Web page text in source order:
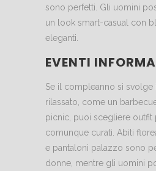
sono perfetti. Gli uomini
un look smart-casual con
eleganti.
EVENTI
Se il compleanno si svolge
rilassato, come un
picnic, puoi scegliere outfit
comunque curati. Abiti
e pantaloni palazzo sono
donne, mentre gli uomini